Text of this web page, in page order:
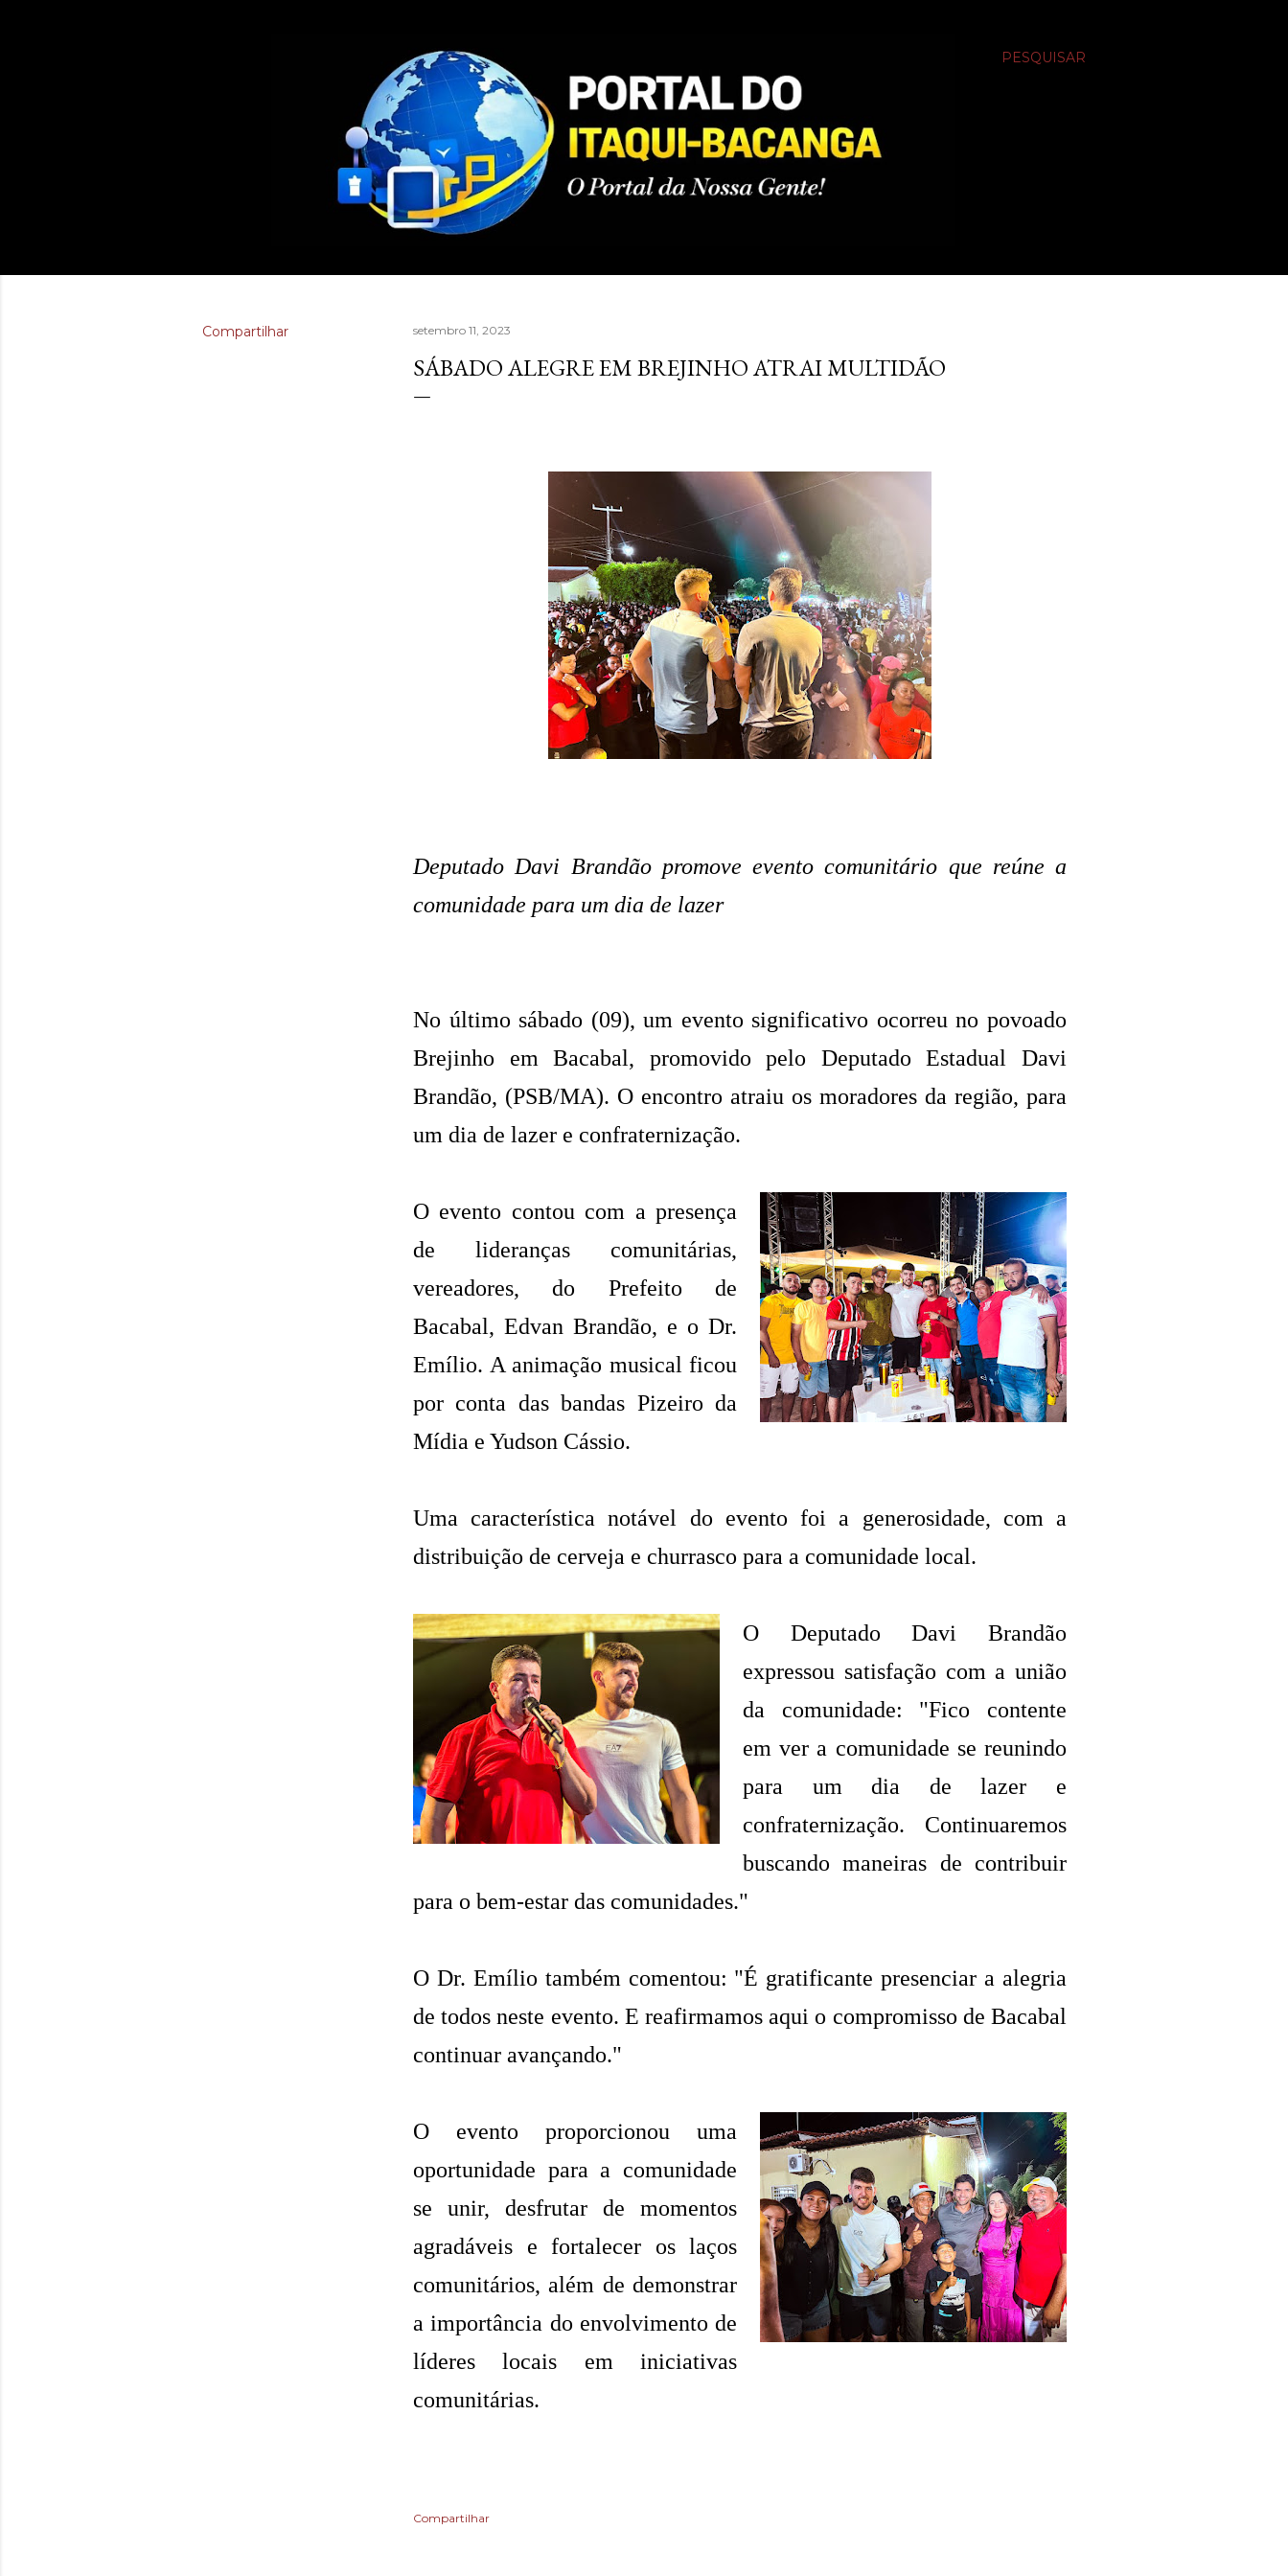
PESQUISAR
Compartilhar setembro 11, 2023
SÁBADO ALEGRE EM BREJINHO ATRAI MULTIDÃO
Deputado Davi Brandão promove evento comunitário que reúne a
comunidade para um dia de lazer
No último sábado (09), um evento significativo ocorreu no povoado
Brejinho em Bacabal, promovido pelo Deputado Estadual Davi
Brandão, (PSB/MA). O encontro atraiu os moradores da região, para
um dia de lazer e confraternização.
O evento contou com a presença
de lideranças comunitárias,
vereadores, do Prefeito de
Bacabal, Edvan Brandão, e o Dr.
Emílio. A animação musical ficou
por conta das bandas Pizeiro da
Mídia e Yudson Cássio.
Uma característica notável do evento foi a generosidade, com a
distribuição de cerveja e churrasco para a comunidade local.
O Deputado Davi Brandão
expressou satisfação com a união
da comunidade: "Fico contente
em ver a comunidade se reunindo
para um dia de lazer e
confraternização. Continuaremos
buscando maneiras de contribuir
para o bem-estar das comunidades."
O Dr. Emílio também comentou: "É gratificante presenciar a alegria
de todos neste evento. E reafirmamos aqui o compromisso de Bacabal
continuar avançando."
O evento proporcionou uma
oportunidade para a comunidade
se unir, desfrutar de momentos
agradáveis e fortalecer os laços
comunitários, além de demonstrar
a importância do envolvimento de
líderes locais em iniciativas
comunitárias.
Compartilhar